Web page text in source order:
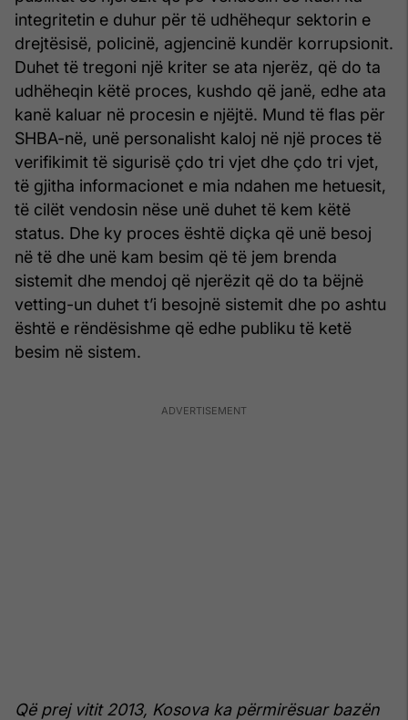
integritetin e duhur për të udhëhequr sektorin e
drejtësisë, policinë, agjencinë kundër korrupsionit.
Duhet të tregoni një kriter se ata njerëz, që do ta
udhëheqin këtë proces, kushdo që janë, edhe ata
kanë kaluar në procesin e njëjtë. Mund të flas për
SHBA-në, unë personalisht kaloj në një proces të
verifikimit të sigurisë çdo tri vjet dhe çdo tri vjet,
të gjitha informacionet e mia ndahen me hetuesit,
të cilët vendosin nëse unë duhet të kem këtë
status. Dhe ky proces është diçka që unë besoj
në të dhe unë kam besim që të jem brenda
sistemit dhe mendoj që njerëzit që do ta bëjnë
vetting-un duhet t’i besojnë sistemit dhe po ashtu
është e rëndësishme që edhe publiku të ketë
besim në sistem.
Që prej vitit 2013, Kosova ka përmirësuar bazën